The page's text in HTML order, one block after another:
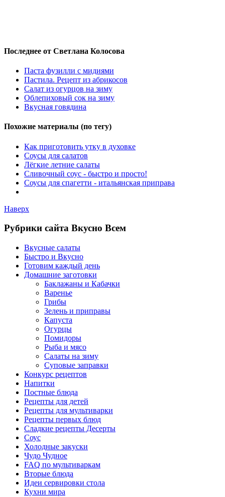
Последнее от Светлана Колосова
Паста фузилли с мидиями
Пастила. Рецепт из абрикосов
Салат из огурцов на зиму
Облепиховый сок на зиму
Вкусная говядина
Похожие материалы (по тегу)
Как приготовить утку в духовке
Соусы для салатов
Лёгкие летние салаты
Сливочный соус - быстро и просто!
Соусы для спагетти - итальянская приправа
Наверх
Рубрики сайта Вкусно Всем
Вкусные салаты
Быстро и Вкусно
Готовим каждый день
Домашние заготовки
Баклажаны и Кабачки
Варенье
Грибы
Зелень и приправы
Капуста
Огурцы
Помидоры
Рыба и мясо
Салаты на зиму
Суповые заправки
Конкурс рецептов
Напитки
Постные блюда
Рецепты для детей
Рецепты для мультиварки
Рецепты первых блюд
Сладкие рецепты Десерты
Соус
Холодные закуски
Чудо Чудное
FAQ по мультиваркам
Вторые блюда
Идеи сервировки стола
Кухни мира